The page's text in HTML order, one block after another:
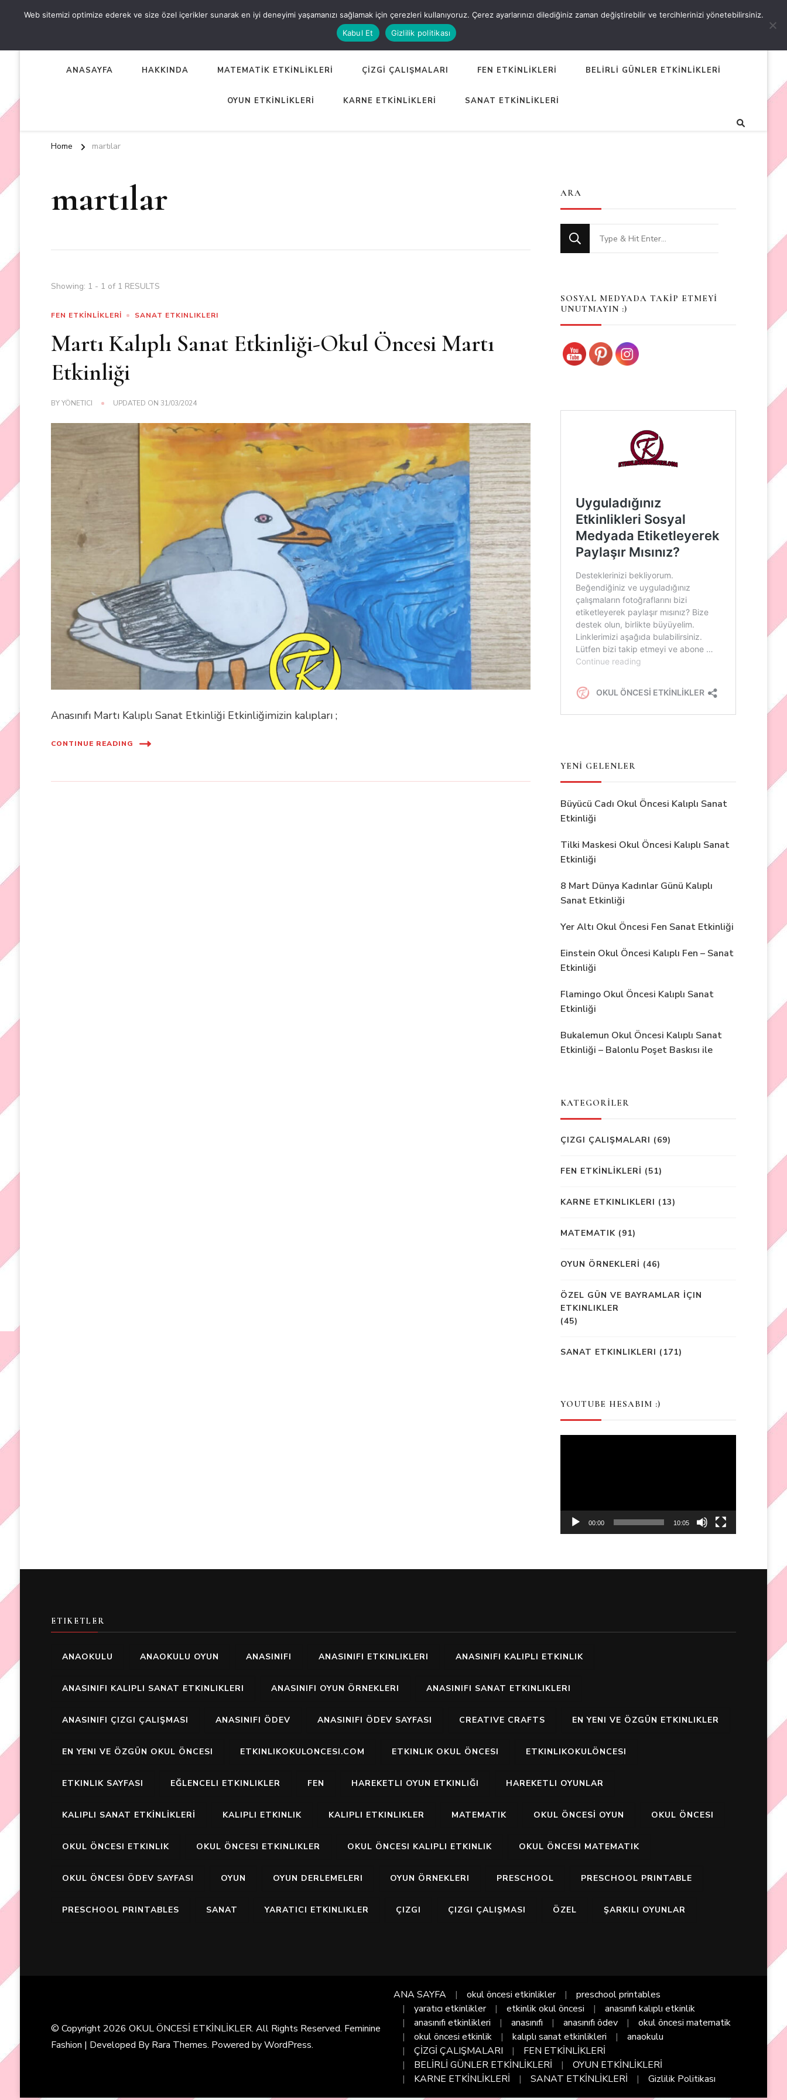
OKUL ÖNCESİ ETKİNLİKLER
ANASAYFA HAKKINDA MATEMATİK ETKİNLİKLERİ ÇİZGİ ÇALIŞMALARI FEN ETKİNLİKLERİ BELİRLİ GÜNLER ETKİNLİKLERİ
OYUN ETKİNLİKLERİ KARNE ETKİNLİKLERİ SANAT ETKİNLİKLERİ
Home martılar
martılar
Showing: 1 - 1 of 1 RESULTS
FEN ETKİNLİKLERİ SANAT ETKINLIKLERI
Martı Kalıplı Sanat Etkinliği-Okul Öncesi Martı
Etkinliği
BYYÖNETICI UPDATED ON 31/03/2024
Anasınıfı Martı Kalıplı Sanat Etkinliği Etkinliğimizin kalıpları ;
CONTINUE READING
ARA
Looking
for
SOSYAL MEDYADA TAKİP ETMEYİ
UNUTMAYIN :)
YENİ GELENLER
Büyücü Cadı Okul Öncesi Kalıplı Sanat
Etkinliği
Tilki Maskesi Okul Öncesi Kalıplı Sanat
Etkinliği
8 Mart Dünya Kadınlar Günü Kalıplı
Sanat Etkinliği
Yer Altı Okul Öncesi Fen Sanat Etkinliği
Einstein Okul Öncesi Kalıplı Fen – Sanat
Etkinliği
Flamingo Okul Öncesi Kalıplı Sanat
Etkinliği
Bukalemun Okul Öncesi Kalıplı Sanat
Etkinliği – Balonlu Poşet Baskısı ile
KATEGORİLER
ÇIZGI ÇALIŞMALARI (69)
FEN ETKİNLİKLERİ (51)
KARNE ETKINLIKLERI (13)
MATEMATIK(91)
OYUN ÖRNEKLERİ (46)
ÖZEL GÜN VE BAYRAMLAR İÇIN
ETKINLIKLER
(45)
SANAT ETKINLIKLERI (171)
YOUTUBE HESABIM :)
00:00 10:05
ETIKETLER
ANAOKULU ANAOKULU OYUN ANASINIFI ANASINIFI ETKINLIKLERI ANASINIFI KALIPLI ETKINLIK
ANASINIFI KALIPLI SANAT ETKINLIKLERI ANASINIFI OYUN ÖRNEKLERI ANASINIFI SANAT ETKINLIKLERI
ANASINIFI ÇIZGI ÇALIŞMASI ANASINIFI ÖDEV ANASINIFI ÖDEV SAYFASI CREATIVE CRAFTS EN YENI VE ÖZGÜN ETKINLIKLER
EN YENI VE ÖZGÜN OKUL ÖNCESI ETKINLIKOKULONCESI.COM ETKINLIK OKUL ÖNCESI ETKINLIKOKULÖNCESI
ETKINLIK SAYFASI EĞLENCELI ETKINLIKLER FEN HAREKETLI OYUN ETKINLIĞI HAREKETLI OYUNLAR
KALIPLI SANAT ETKİNLİKLERİ KALIPLI ETKINLIK KALIPLI ETKINLIKLER MATEMATIK OKUL ÖNCESİ OYUN OKUL ÖNCESI
OKUL ÖNCESI ETKINLIK OKUL ÖNCESI ETKINLIKLER OKUL ÖNCESI KALIPLI ETKINLIK OKUL ÖNCESI MATEMATIK
OKUL ÖNCESI ÖDEV SAYFASI OYUN OYUN DERLEMELERI OYUN ÖRNEKLERI PRESCHOOL PRESCHOOL PRINTABLE
PRESCHOOL PRINTABLES SANAT YARATICI ETKINLIKLER ÇIZGI ÇIZGI ÇALIŞMASI ÖZEL ŞARKILI OYUNLAR
© Copyright 2026 OKUL ÖNCESİ ETKİNLİKLER. All Rights Reserved. Feminine
Fashion | Developed By Rara Themes. Powered byWordPress.
ANA SAYFA okul öncesi etkinlikler
preschool printables
yaratıcı etkinlikler
etkinlik okul öncesi
anasınıfı kalıplı etkinlik
anasınıfı etkinlikleri
anasınıfı anasınıfı ödev
okul öncesi matematik
okul öncesi etkinlik
kalıplı sanat etkinlikleri
anaokulu
ÇİZGİ ÇALIŞMALARI
FEN ETKİNLİKLERİ
BELİRLİ GÜNLER ETKİNLİKLERİ
OYUN ETKİNLİKLERİ
KARNE ETKİNLİKLERİ
SANAT ETKİNLİKLERİ Gizlilik Politikası
Web sitemizi optimize ederek ve size özel içerikler sunarak en iyi deneyimi yaşamanızı sağlamak için çerezleri kullanıyoruz. Çerez ayarlarınızı dilediğiniz zaman değiştirebilir ve tercihlerinizi yönetebilirsiniz.
Kabul Et
Gizlilik politikası